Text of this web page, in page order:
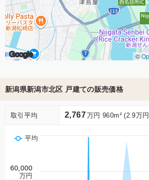
Google ©
新潟県新潟市北区 戸建ての販売価格
取引平均 2,767万円 960m² (2.9万
平均
60,000
万円